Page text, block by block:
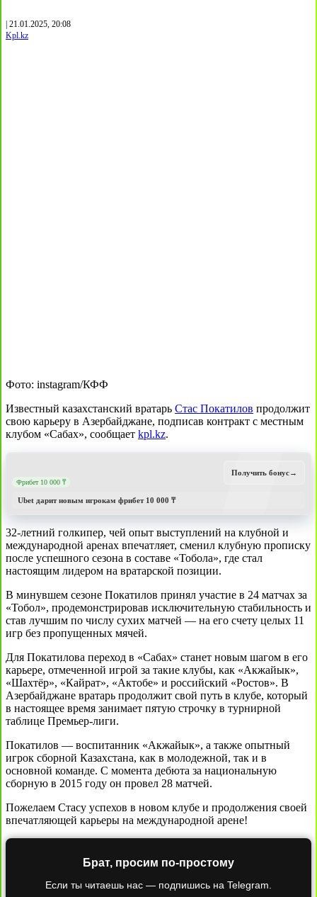
| 21.01.2025, 20:08
Kpl.kz
Фото: instagram/КФФ
Известный казахстанский вратарь Стас Покатилов продолжит
свою карьеру в Азербайджане, подписав контракт с местным
клубом «Сабах», сообщает kpl.kz.
Фрибет 10 000 ₸
Ubet дарит новым игрокам фрибет 10 000 ₸
Получить бонус→
32-летний голкипер, чей опыт выступлений на клубной и
международной аренах впечатляет, сменил клубную прописку
после успешного сезона в составе «Тобола», где стал
настоящим лидером на вратарской позиции.
В минувшем сезоне Покатилов принял участие в 24 матчах за
«Тобол», продемонстрировав исключительную стабильность и
став лучшим по числу сухих матчей — на его счету целых 11
игр без пропущенных мячей.
Для Покатилова переход в «Сабах» станет новым шагом в его
карьере, отмеченной игрой за такие клубы, как «Акжайык»,
«Шахтёр», «Кайрат», «Актобе» и российский «Ростов». В
Азербайджане вратарь продолжит свой путь в клубе, который
в настоящее время занимает пятую строчку в турнирной
таблице Премьер-лиги.
Покатилов — воспитанник «Акжайык», а также опытный
игрок сборной Казахстана, как в молодежной, так и в
основной команде. С момента дебюта за национальную
сборную в 2015 году он провел 28 матчей.
Пожелаем Стасу успехов в новом клубе и продолжения своей
впечатляющей карьеры на международной арене!
Брат, просим по-простому
Если ты читаешь нас — подпишись на Telegram.